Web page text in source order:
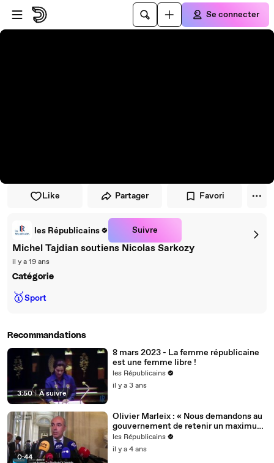
Passer au player
Passer au contenu principal
Se connecter
Like Partager Favori
les Républicains Suivre
Michel Tajdian soutiens Nicolas Sarkozy
il y a 19 ans
Catégorie
🥇Sport
Recommandations
3:50 | À suivre
8 mars 2023 - La femme républicaine
est une femme libre !
les Républicains
il y a 3 ans
0:44
Olivier Marleix : « Nous demandons au
gouvernement de retenir un maximum
de nos propositions. »
les Républicains
il y a 4 ans